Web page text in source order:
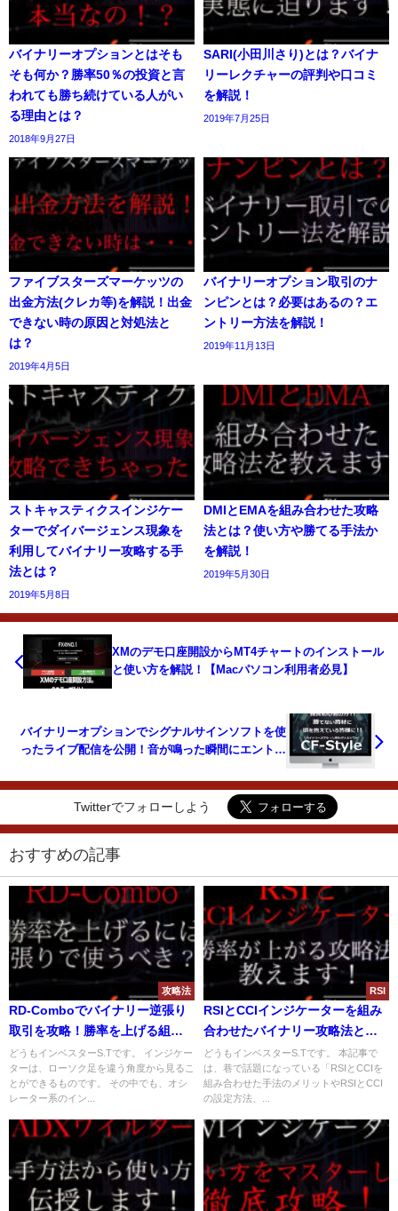
バイナリーオプションとはそも
そも何か？勝率50％の投資と言
われても勝ち続けている人がい
る理由とは？
2018年9月27日
SARI(小田川さり)とは？バイナ
リーレクチャーの評判や口コミ
を解説！
2019年7月25日
ファイブスターズマーケッツの
出金方法(クレカ等)を解説！出金
できない時の原因と対処法と
は？
2019年4月5日
バイナリーオプション取引のナ
ンピンとは？必要はあるの？エ
ントリー方法を解説！
2019年11月13日
ストキャスティクスインジケー
ターでダイバージェンス現象を
利用してバイナリー攻略する手
法とは？
2019年5月8日
DMIとEMAを組み合わせた攻略
法とは？使い方や勝てる手法か
を解説！
2019年5月30日
XMのデモ口座開設からMT4チャートのインストール
と使い方を解説！【Macパソコン利用者必見】
バイナリーオプションでシグナルサインソフトを使
ったライブ配信を公開！音が鳴った瞬間にエントリ
Twitterでフォローしよう
おすすめの記事
攻略法
RD-Comboでバイナリー逆張り
取引を攻略！勝率を上げる組み
合わせ方やロジックを解説！
どうもインベスターS.Tです。 インジケー
ターは、ローソク足を違う角度から見るこ
とができるものです。 その中でも、オシ
レーター系のイン...
RSI
RSIとCCIインジケーターを組み
合わせたバイナリー攻略法と
は？勝率が上がる手法と注意点
について解説！
どうもインベスターS.Tです。 本記事で
は、巷で話題になっている「RSIとCCIを
組み合わせた手法のメリットやRSIとCCI
の設定方法、...